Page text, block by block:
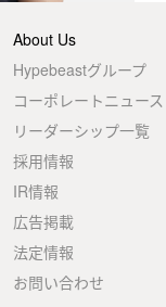
About Us
Hypebeastグループ
コーポレートニュース
リーダーシップ一覧
採用情報
IR情報
広告掲載
法定情報
お問い合わせ